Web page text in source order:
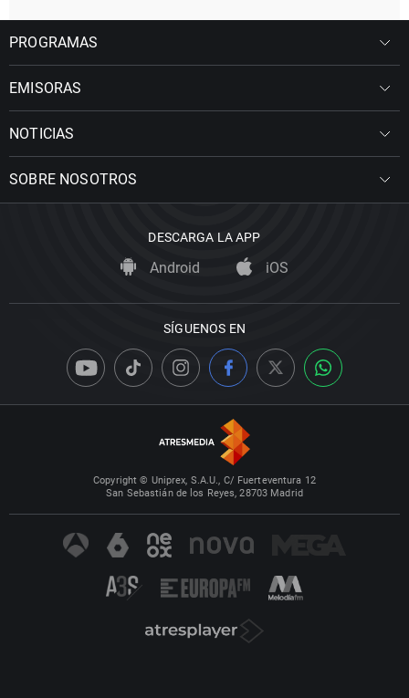
PROGRAMAS
EMISORAS
NOTICIAS
SOBRE NOSOTROS
DESCARGA LA APP
Android iOS
SÍGUENOS EN
Copyright © Uniprex, S.A.U., C/ Fuerteventura 12
San Sebastián de los Reyes, 28703 Madrid